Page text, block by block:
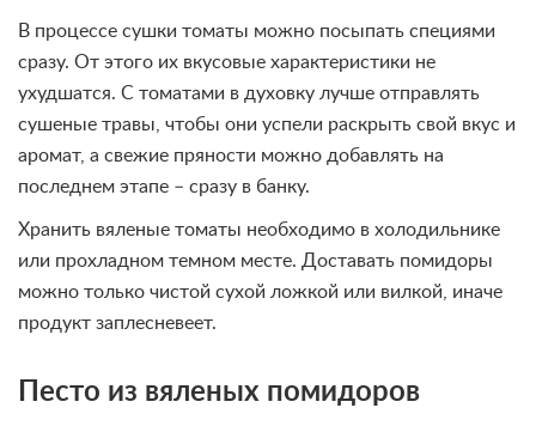
В процессе сушки томаты можно посыпать специями
сразу. От этого их вкусовые характеристики не
ухудшатся. С томатами в духовку лучше отправлять
сушеные травы, чтобы они успели раскрыть свой вкус и
аромат, а свежие пряности можно добавлять на
последнем этапе – сразу в банку.
Хранить вяленые томаты необходимо в холодильнике
или прохладном темном месте. Доставать помидоры
можно только чистой сухой ложкой или вилкой, иначе
продукт заплесневеет.
Песто из вяленых помидоров